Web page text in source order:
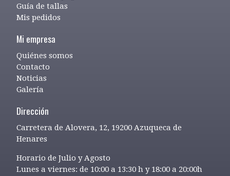
Guía de tallas
Mis pedidos
Mi empresa
Quiénes somos
Contacto
Noticias
Galería
Dirección
Carretera de Alovera, 12, 19200 Azuqueca de
Henares
Horario de Julio y Agosto
Lunes a viernes: de 10:00 a 13:30 h y 18:00 a 20:00h